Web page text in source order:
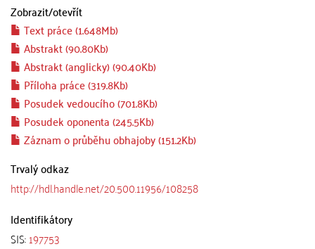
Zobrazit/otevřít
Text práce (1.648Mb)
Abstrakt (90.80Kb)
Abstrakt (anglicky) (90.40Kb)
Příloha práce (319.8Kb)
Posudek vedoucího (701.8Kb)
Posudek oponenta (245.5Kb)
Záznam o průběhu obhajoby (151.2Kb)
Trvalý odkaz
http://hdl.handle.net/20.500.11956/108258
Identifikátory
SIS:197753